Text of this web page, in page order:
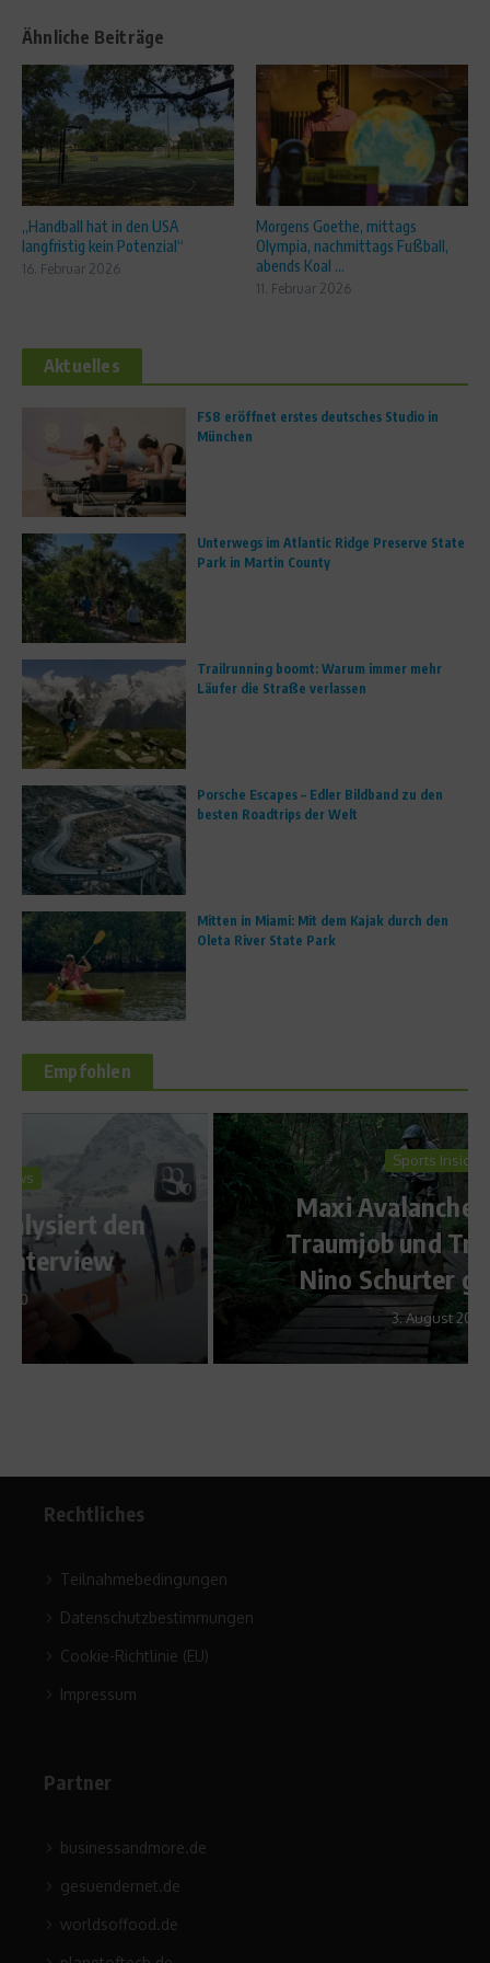
Ähnliche Beiträge
„Handball hat in den USA
langfristig kein Potenzial“
16. Februar 2026
Morgens Goethe, mittags
Olympia, nachmittags Fußball,
abends Koal ...
11. Februar 2026
Aktuelles
FS8 eröffnet erstes deutsches Studio in
München
Unterwegs im Atlantic Ridge Preserve State
Park in Martin County
Trailrunning boomt: Warum immer mehr
Läufer die Straße verlassen
Porsche Escapes – Edler Bildband zu den
besten Roadtrips der Welt
Mitten in Miami: Mit dem Kajak durch den
Oleta River State Park
Empfohlen
Sports Inside
Maxi Avalanche in Flims:
Traumjob und Training mit
Nino Schurter gewinnen
3. August 2011
Rechtliches
Teilnahmebedingungen
Datenschutzbestimmungen
Cookie-Richtlinie (EU)
Impressum
Partner
businessandmore.de
gesuendernet.de
worldsoffood.de